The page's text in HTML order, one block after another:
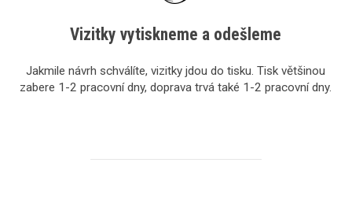
Vizitky vytiskneme a odešleme
Jakmile návrh schválíte, vizitky jdou do tisku. Tisk většinou
zabere 1-2 pracovní dny, doprava trvá také 1-2 pracovní dny.